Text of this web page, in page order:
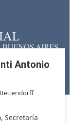
Antonio
Secretaría